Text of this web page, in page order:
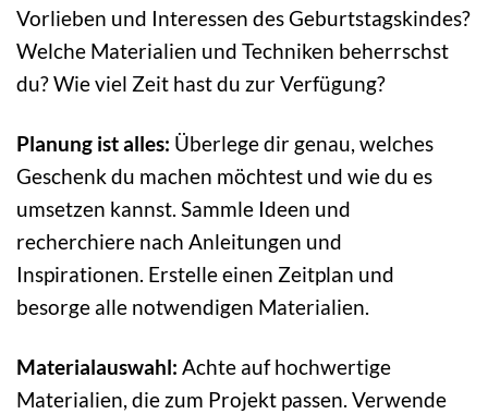
Vorlieben und Interessen des Geburtstagskindes?
Welche Materialien und Techniken beherrschst
du? Wie viel Zeit hast du zur Verfügung?
Planung ist alles: Überlege dir genau, welches
Geschenk du machen möchtest und wie du es
umsetzen kannst. Sammle Ideen und
recherchiere nach Anleitungen und
Inspirationen. Erstelle einen Zeitplan und
besorge alle notwendigen Materialien.
Materialauswahl: Achte auf hochwertige
Materialien, die zum Projekt passen. Verwende